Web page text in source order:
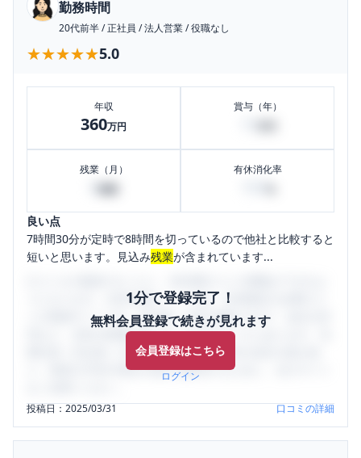
勤務時間
20代前半/正社員 /法人営業/役職なし
★★★★★
★★★★★5.0
年収
360万円
賞与（年）
残業（月） 有休消化率
良い点
7時間30分が定時で8時間を切っているので他社と比較すると
短いと思います。見込み残業が含まれています...
1分で登録完了！
無料会員登録で続きが見れます
会員登録はこちら
ログイン
うになります。SHEHUB(シーハブ)は、女性限定の企業口コ
ミの投稿サイトです。給与面・女性の働きやすさ・会社の評
判など、女性の転職は気にすべき点がたくさんあります。先
輩社員（元社員）の口コミを通して、本当の会社の姿を知
り、将来の不安や現在の悩みを解消するために、ぜひサイト
投稿日：2025/03/31 口コミの詳細